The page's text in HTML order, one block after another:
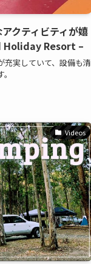
クティビティが嬉
Holiday Resort –
充実していて、設備も清
Videos